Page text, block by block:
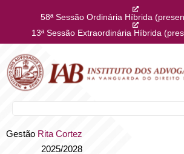
58ª Sessão Ordinária Híbrida
13ª Sessão Extraordinária Híbrida
Gestão Rita Cortez
2025/2028